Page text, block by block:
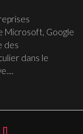
Microsoft, Google
des
dans le